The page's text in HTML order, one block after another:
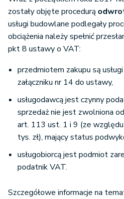
zostały objęte procedurą
usługi budowlane podlegały
obciążenia należy spełnić
pkt 8 ustawy o VAT:
przedmiotem zakupu są
załączniku nr 14 do ustawy,
usługodawcą jest czynny
sprzedaż nie jest zwolniona
art. 113 ust. 1 i 9 (ze
tys. zł), mający status
usługobiorcą jest podmiot
podatnik VAT.
Szczegółowe informacje na